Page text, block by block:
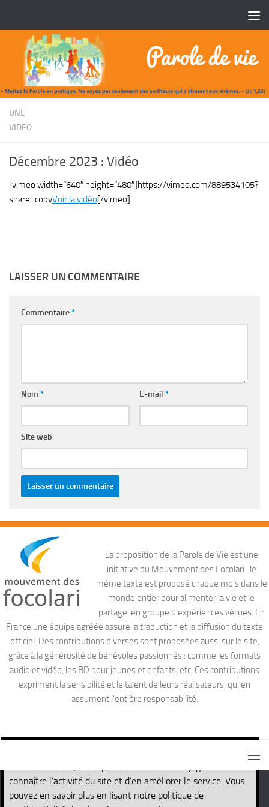
UNE
VIDEO
Décembre 2023 : Vidéo
[vimeo width=”640″ height=”480″]https://vimeo.com/889534105?
share=copyVoir la vidéo[/vimeo]
LAISSER UN COMMENTAIRE
Commentaire*
Nom * E-mail *
Site web
La proposition de la Parole de Vie est une
initiative du Mouvement des Focolari : le
même texte est proposé chaque mois dans le
monde entier pour alimenter la vie et le
partage en groupe d’expériences vécues. En
France une équipe agréée assure la traduction et la diffusion du texte
officiel. Des contributions diverses sont proposées aussi sur le site,
grâce à la générosité de bénévoles passionnés : comme les formats
audio et vidéo, les BD pour jeunes et enfants, etc. Ces contributions
expriment la sensibilité et le talent de leurs réalisateurs, qui en
assument l’entière responsabilité.
connaître l'activité du site et d'en améliorer le service. Vous
pouvez en savoir plus en lisant notre politique de